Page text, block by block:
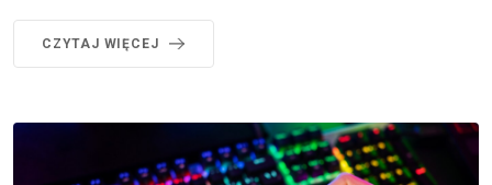
CZYTAJ WIĘCEJ